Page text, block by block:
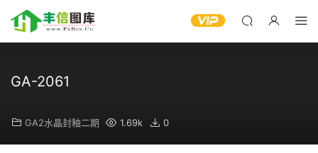
GA-2061
GA2水晶封釉二期 1.69k 0